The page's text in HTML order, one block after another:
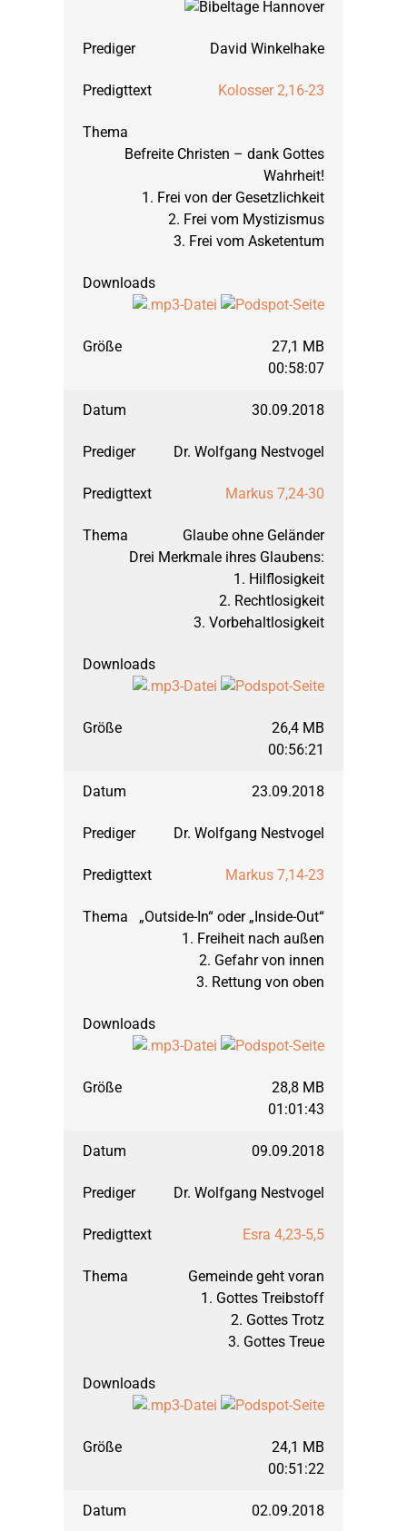
David Winkelhake
Kolosser 2,16-23
Befreite Christen – dank Gottes
Wahrheit!
1. Frei von der Gesetzlichkeit
2. Frei vom Mystizismus
3. Frei vom Asketentum
27,1 MB
00:58:07
30.09.2018
Dr. Wolfgang Nestvogel
Markus 7,24-30
Glaube ohne Geländer
Drei Merkmale ihres Glaubens:
1. Hilflosigkeit
2. Rechtlosigkeit
3. Vorbehaltlosigkeit
26,4 MB
00:56:21
23.09.2018
Dr. Wolfgang Nestvogel
Markus 7,14-23
„Outside-In“ oder „Inside-Out“
1. Freiheit nach außen
2. Gefahr von innen
3. Rettung von oben
28,8 MB
01:01:43
09.09.2018
Dr. Wolfgang Nestvogel
Esra 4,23-5,5
Gemeinde geht voran
1. Gottes Treibstoff
2. Gottes Trotz
3. Gottes Treue
24,1 MB
00:51:22
02.09.2018